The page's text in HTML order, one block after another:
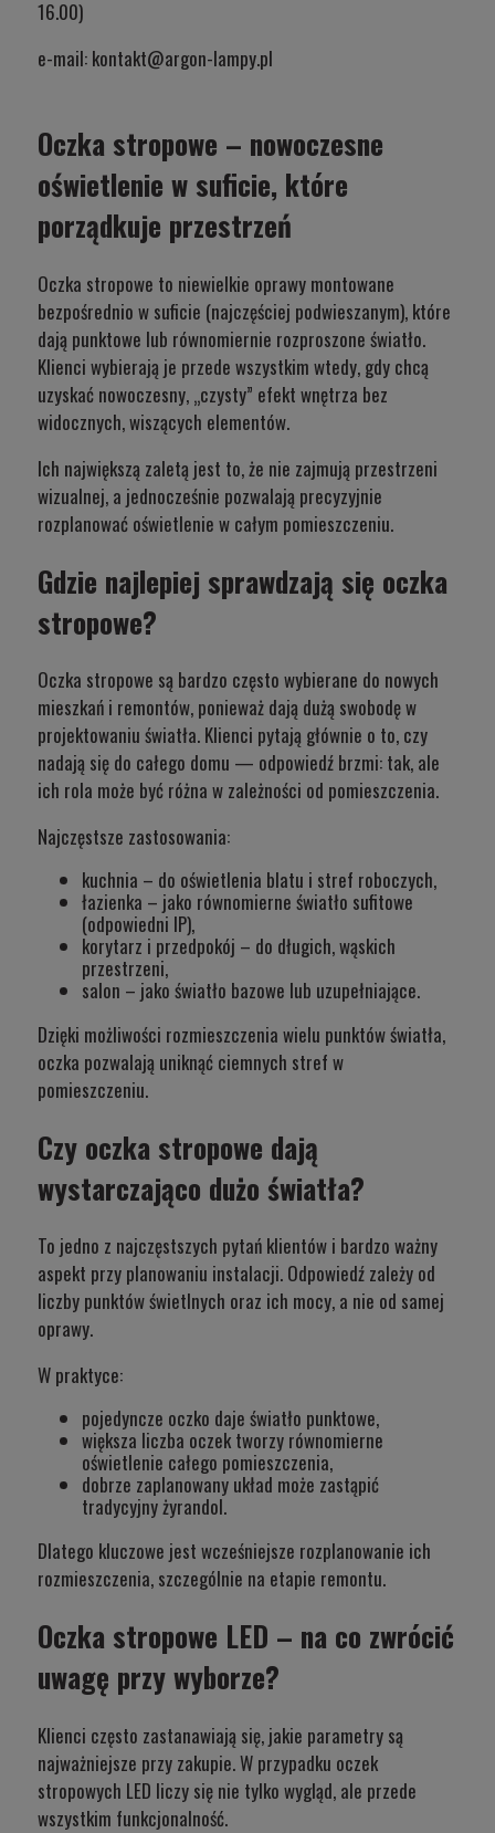
16.00)
e-mail: kontakt@argon-lampy.pl
Oczka stropowe – nowoczesne
oświetlenie w suficie, które
porządkuje przestrzeń
Oczka stropowe to niewielkie oprawy montowane
bezpośrednio w suficie (najczęściej podwieszanym), które
dają punktowe lub równomiernie rozproszone światło.
Klienci wybierają je przede wszystkim wtedy, gdy chcą
uzyskać nowoczesny, „czysty” efekt wnętrza bez
widocznych, wiszących elementów.
Ich największą zaletą jest to, że nie zajmują przestrzeni
wizualnej, a jednocześnie pozwalają precyzyjnie
rozplanować oświetlenie w całym pomieszczeniu.
Gdzie najlepiej sprawdzają się oczka
stropowe?
Oczka stropowe są bardzo często wybierane do nowych
mieszkań i remontów, ponieważ dają dużą swobodę w
projektowaniu światła. Klienci pytają głównie o to, czy
nadają się do całego domu — odpowiedź brzmi: tak, ale
ich rola może być różna w zależności od pomieszczenia.
Najczęstsze zastosowania:
kuchnia – do oświetlenia blatu i stref roboczych,
łazienka – jako równomierne światło sufitowe
(odpowiedni IP),
korytarz i przedpokój – do długich, wąskich
przestrzeni,
salon – jako światło bazowe lub uzupełniające.
Dzięki możliwości rozmieszczenia wielu punktów światła,
oczka pozwalają uniknąć ciemnych stref w
pomieszczeniu.
Czy oczka stropowe dają
wystarczająco dużo światła?
To jedno z najczęstszych pytań klientów i bardzo ważny
aspekt przy planowaniu instalacji. Odpowiedź zależy od
liczby punktów świetlnych oraz ich mocy, a nie od samej
oprawy.
W praktyce:
pojedyncze oczko daje światło punktowe,
większa liczba oczek tworzy równomierne
oświetlenie całego pomieszczenia,
dobrze zaplanowany układ może zastąpić
tradycyjny żyrandol.
Dlatego kluczowe jest wcześniejsze rozplanowanie ich
rozmieszczenia, szczególnie na etapie remontu.
Oczka stropowe LED – na co zwrócić
uwagę przy wyborze?
Klienci często zastanawiają się, jakie parametry są
najważniejsze przy zakupie. W przypadku oczek
stropowych LED liczy się nie tylko wygląd, ale przede
wszystkim funkcjonalność.